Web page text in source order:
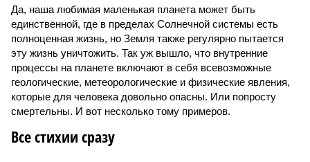
Да, наша любимая маленькая планета может быть
единственной, где в пределах Солнечной системы есть
полноценная жизнь, но Земля также регулярно пытается
эту жизнь уничтожить. Так уж вышло, что внутренние
процессы на планете включают в себя всевозможные
геологические, метеорологические и физические явления,
которые для человека довольно опасны. Или попросту
смертельны. И вот несколько тому примеров.
Все стихии сразу